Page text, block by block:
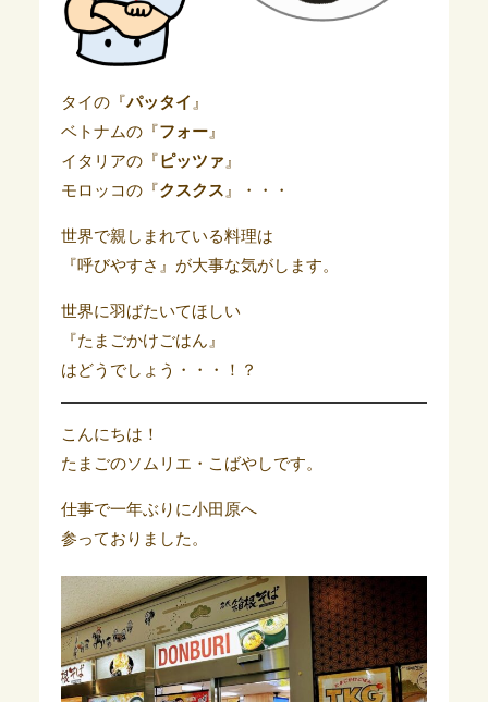
タイの『パッタイ 』
ベトナムの『フォー』
イタリアの『 ピッツァ 』
モロッコの『クスクス 』・・・
世界で親しまれている料理は
『呼びやすさ』が大事な気がします。
世界に羽ばたいてほしい
『たまごかけごはん』
はどうでしょう・・・！？
こんにちは！
たまごのソムリエ・こばやしです。
仕事で一年ぶりに小田原へ
参っておりました。